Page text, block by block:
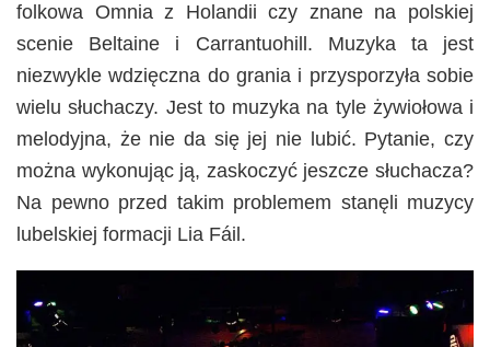
folkowa Omnia z Holandii czy znane na polskiej
scenie Beltaine i Carrantuohill. Muzyka ta jest
niezwykle wdzięczna do grania i przysporzyła sobie
wielu słuchaczy. Jest to muzyka na tyle żywiołowa i
melodyjna, że nie da się jej nie lubić. Pytanie, czy
można wykonując ją, zaskoczyć jeszcze słuchacza?
Na pewno przed takim problemem stanęli muzycy
lubelskiej formacji Lia Fáil.